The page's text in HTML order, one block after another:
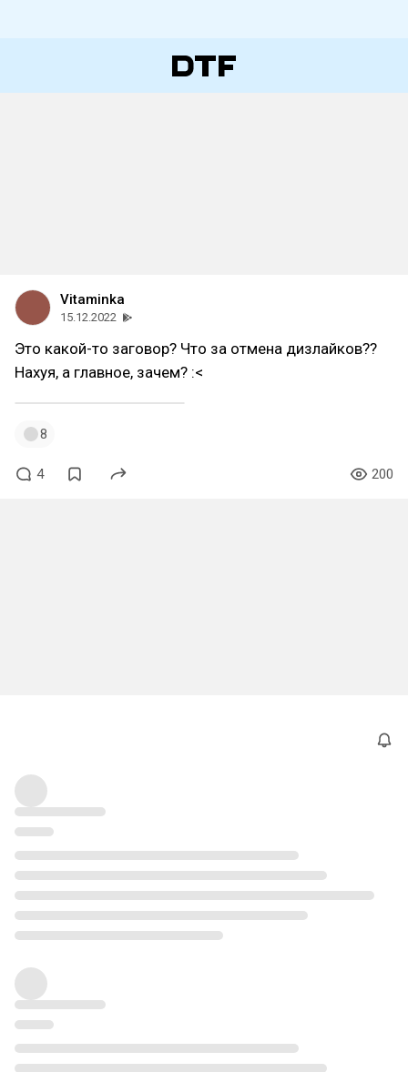
Vitaminka
15.12.2022
Это какой-то заговор? Что за отмена дизлайков??
Нахуя, а главное, зачем? :<
8
4 200